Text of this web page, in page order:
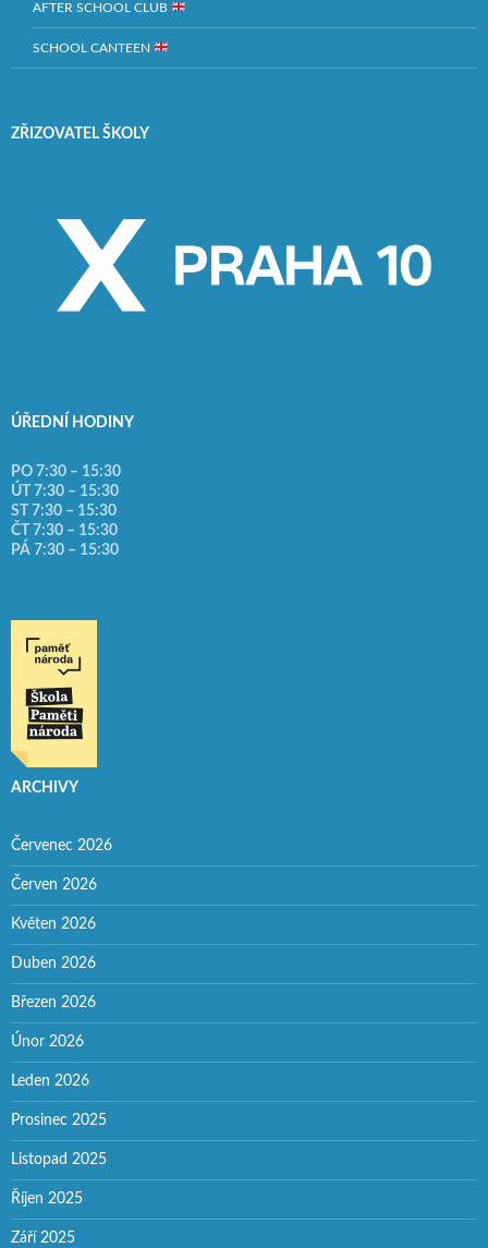
AFTER SCHOOL CLUB
SCHOOL CANTEEN
ZŘIZOVATEL ŠKOLY
ÚŘEDNÍ HODINY
PO 7:30 – 15:30
ÚT 7:30 – 15:30
ST 7:30 – 15:30
ČT 7:30 – 15:30
PÁ 7:30 – 15:30
ARCHIVY
Červenec 2026
Červen 2026
Květen 2026
Duben 2026
Březen 2026
Únor 2026
Leden 2026
Prosinec 2025
Listopad 2025
Říjen 2025
Září 2025